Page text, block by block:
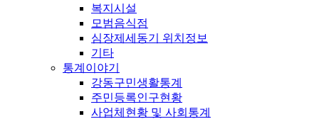
복지시설
모범음식점
심장제세동기 위치정보
기타
통계이야기
강동구민생활통계
주민등록인구현황
사업체현황 및 사회통계